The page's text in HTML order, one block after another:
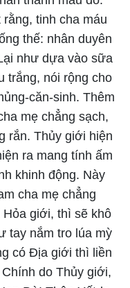
tinh cha máu
thế: nhân duyên
như dựa vào sữa
trắng, nói rộng cho
căn-sinh. Thêm
mẹ chẳng sạch,
rắn. Thủy giới hiện
ra mang tính ấm
khinh động. Này
cha mẹ chẳng
giới, thì sẽ khô
tay nắm tro lúa mỳ
có Địa giới thì liền
do Thủy giới,